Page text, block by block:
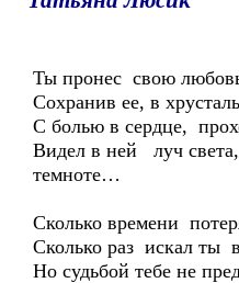
Ты пронес свою
Сохранив ее, в
С болью в сердце,
Видел в ней луч
темноте…
Сколько времени
Сколько раз искал ты
Но судьбой тебе не